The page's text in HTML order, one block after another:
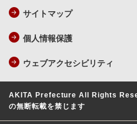
サイトマップ
個人情報保護
ウェブアクセシビリティ
AKITA Prefecture All Rights
の無断転載を禁じます